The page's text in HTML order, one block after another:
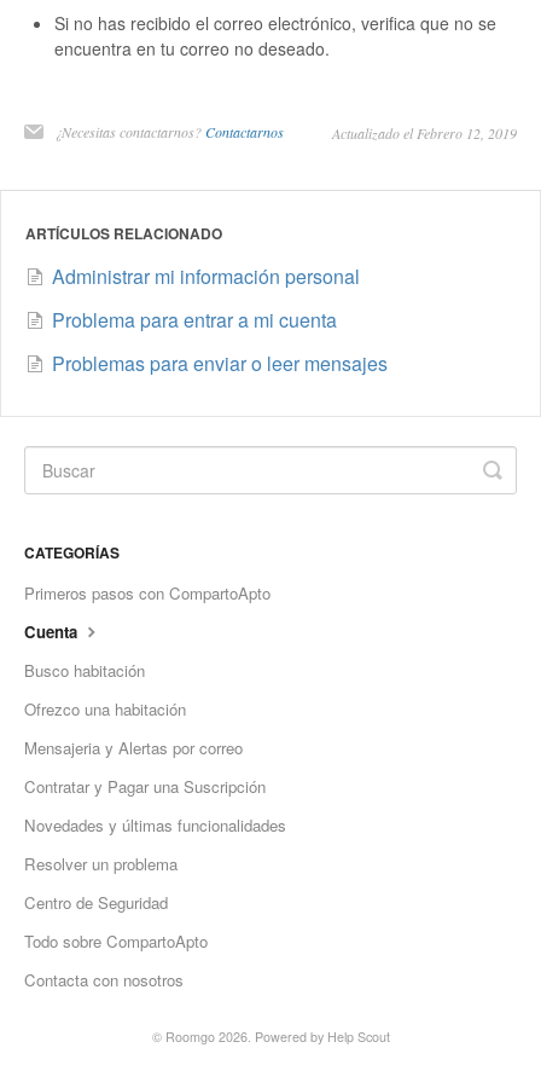
Si no has recibido el correo electrónico, verifica que no se
encuentra en tu correo no deseado.
¿Necesitas contactarnos?Contactarnos Actualizado el Febrero 12, 2019
ARTÍCULOS RELACIONADO
Administrar mi información personal
Problema para entrar a mi cuenta
Problemas para enviar o leer mensajes
CATEGORÍAS
Primeros pasos con CompartoApto
Cuenta
Busco habitación
Ofrezco una habitación
Mensajeria y Alertas por correo
Contratar y Pagar una Suscripción
Novedades y últimas funcionalidades
Resolver un problema
Centro de Seguridad
Todo sobre CompartoApto
Contacta con nosotros
© Roomgo2026. Powered by Help Scout